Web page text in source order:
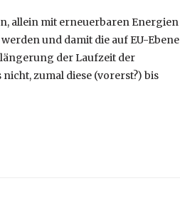
allein mit erneuerbaren Energien
und damit die auf EU-Ebene
der Laufzeit der
zumal diese (vorerst?) bis